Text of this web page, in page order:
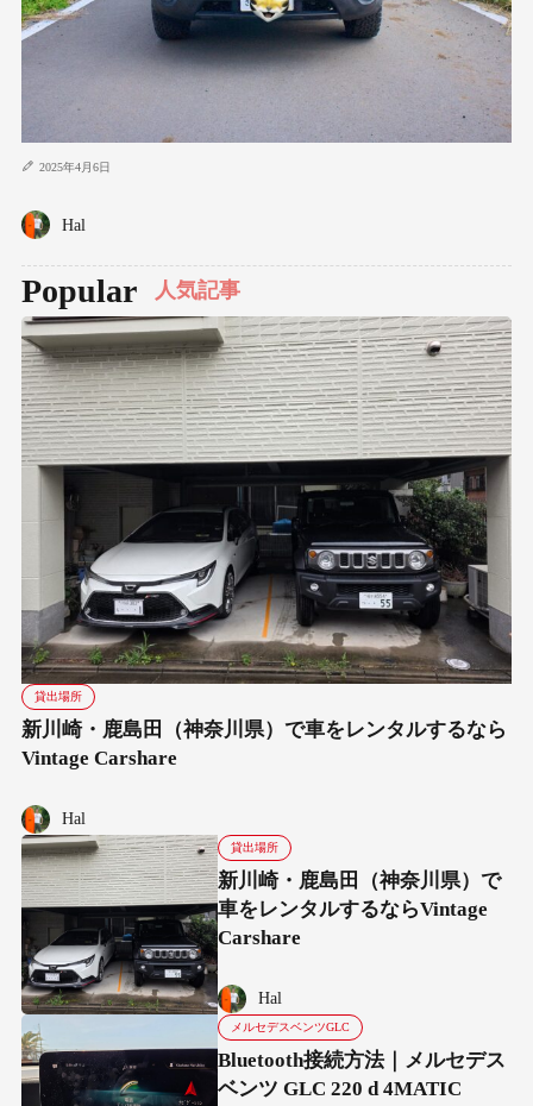
2025年4月6日
Hal
Popular 人気記事
貸出場所
新川崎・鹿島田（神奈川県）で車をレンタルするなら
Vintage Carshare
Hal
貸出場所
新川崎・鹿島田（神奈川県）で
車をレンタルするならVintage
Carshare
Hal
メルセデスベンツGLC
Bluetooth接続方法｜メルセデス
ベンツ GLC 220 d 4MATIC